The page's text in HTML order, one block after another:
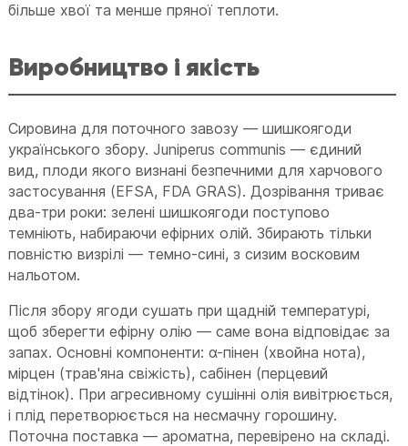
більше хвої та менше пряної теплоти.
Виробництво і якість
Сировина для поточного завозу — шишкоягоди
українського збору. Juniperus communis — єдиний
вид, плоди якого визнані безпечними для харчового
застосування (EFSA, FDA GRAS). Дозрівання триває
два-три роки: зелені шишкоягоди поступово
темніють, набираючи ефірних олій. Збирають тільки
повністю визрілі — темно-сині, з сизим восковим
нальотом.
Після збору ягоди сушать при щадній температурі,
щоб зберегти ефірну олію — саме вона відповідає за
запах. Основні компоненти: α-пінен (хвойна нота),
мірцен (трав'яна свіжість), сабінен (перцевий
відтінок). При агресивному сушінні олія вивітрюється,
і плід перетворюється на несмачну горошину.
Поточна поставка — ароматна, перевірено на складі.